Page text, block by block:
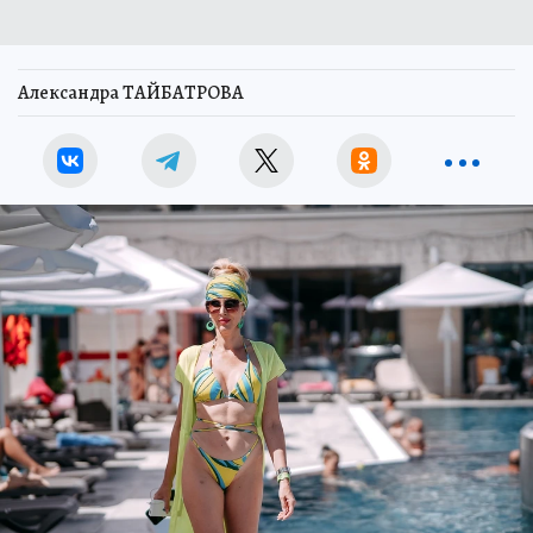
Александра ТАЙБАТРОВА